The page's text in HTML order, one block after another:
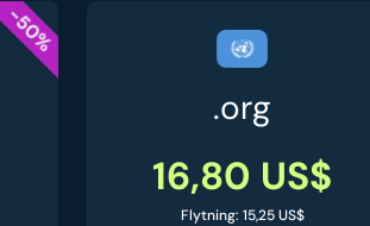
-50%
.org
16,80 US$
Flytning: 15,25 US$